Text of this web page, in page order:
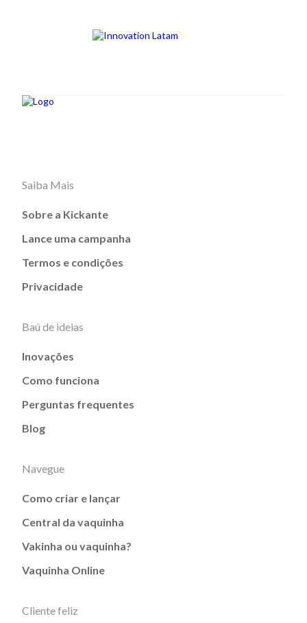
Saiba Mais
Sobre a Kickante
Lance uma campanha
Termos e condições
Privacidade
Baú de ideias
Inovações
Como funciona
Perguntas frequentes
Blog
Navegue
Como criar e lançar
Central da vaquinha
Vakinha ou vaquinha?
Vaquinha Online
Cliente feliz